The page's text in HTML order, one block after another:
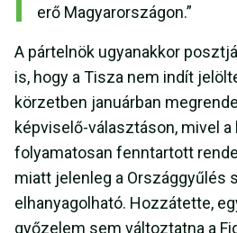
erő Magyarországon.”
A pártelnök ugyanakkor
is, hogy a Tisza nem indít
körzetben januárban
képviselő-választáson, mivel a
folyamatosan fenntartott
miatt jelenleg a Országgyűlés
elhanyagolható. Hozzátette,
győzelem sem változtatna a